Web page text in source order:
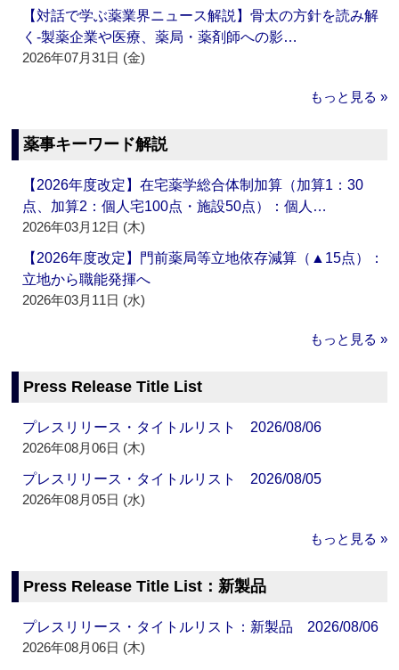
【対話で学ぶ薬業界ニュース解説】骨太の方針を読み解
く‐製薬企業や医療、薬局・薬剤師への影…
2026年07月31日 (金)
もっと見る »
薬事キーワード解説
【2026年度改定】在宅薬学総合体制加算（加算1：30
点、加算2：個人宅100点・施設50点）：個人…
2026年03月12日 (木)
【2026年度改定】門前薬局等立地依存減算（▲15点）：
立地から職能発揮へ
2026年03月11日 (水)
もっと見る »
Press Release Title List
プレスリリース・タイトルリスト 2026/08/06
2026年08月06日 (木)
プレスリリース・タイトルリスト 2026/08/05
2026年08月05日 (水)
もっと見る »
Press Release Title List：新製品
プレスリリース・タイトルリスト：新製品 2026/08/06
2026年08月06日 (木)